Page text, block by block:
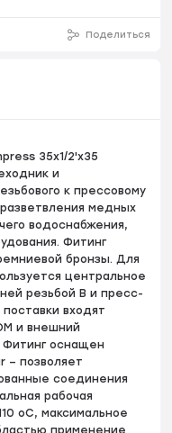
Поделиться
35х1/2'х35
и
к прессовому
медных
водоснабжения,
Фитинг
бронзы. Для
центральное
резьбой B и пресс-
входят
и внешний
Фитинг оснащен
– позволяет
соединения
рабочая
оС, максимальное
применение